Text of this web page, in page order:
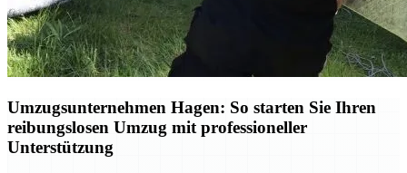
Umzugsunternehmen Hagen: So starten Sie Ihren
reibungslosen Umzug mit professioneller
Unterstützung